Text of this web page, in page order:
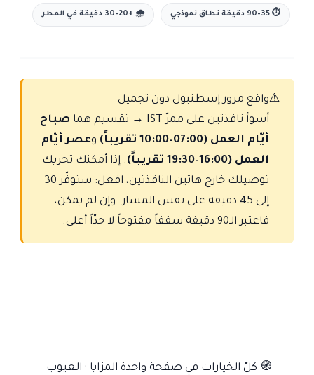
⏱ 35–90 دقيقة نطاق نموذجي 🌧 +20–30 دقيقة في المطر
⚠️واقع مرور إسطنبول دون تجميل
أسوأ نافذتين على ممرّ IST → تقسيم هما
صباح
أيّام العمل (07:00–10:00 تقريباً)
وعصر أيّام
العمل (16:00–19:30 تقريباً)
. إذا أمكنك تحريك
توصيلك خارج هاتين النافذتين، افعل: ستوفّر 30
إلى 45 دقيقة على نفس المسار. وإن لم يمكن،
فاعتبر الـ90 دقيقة سقفاً مفتوحاً لا حدّاً أعلى.
🧭 كلّ الخيارات في صفحة واحدة المزايا · العيوب